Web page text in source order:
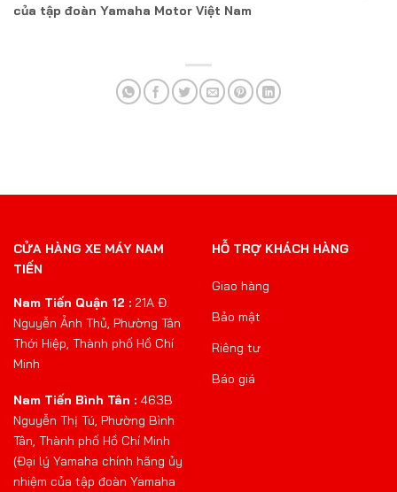
của tập đoàn Yamaha Motor Việt Nam
CỬA HÀNG XE MÁY NAM
TIẾN
Nam Tiến Quận 12 : 21A Đ.
Nguyễn Ảnh Thủ, Phường Tân
Thới Hiệp, Thành phố Hồ Chí
Minh
Nam Tiến Bình Tân : 463B
Nguyễn Thị Tú, Phường Bình
Tân, Thành phố Hồ Chí Minh
(Đại lý Yamaha chính hãng ủy
nhiệm của tập đoàn Yamaha
HỖ TRỢ KHÁCH HÀNG
Giao hàng
Bảo mật
Riêng tư
Báo giá